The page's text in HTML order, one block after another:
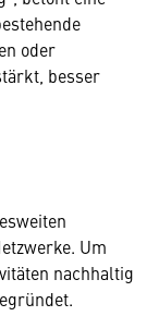
oder
besser
Um
nachhaltig